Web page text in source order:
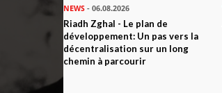
NEWS - 06.08.2026
Riadh Zghal - Le plan de
développement: Un pas vers la
décentralisation sur un long
chemin à parcourir